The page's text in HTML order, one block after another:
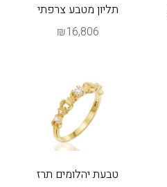
תליון מטבע צרפתי
₪16,806
טבעת יהלומים תרז